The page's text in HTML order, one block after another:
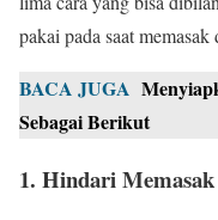
pakai pada saat memasak
BACA JUGA
Sebagai Berikut
1. Hindari